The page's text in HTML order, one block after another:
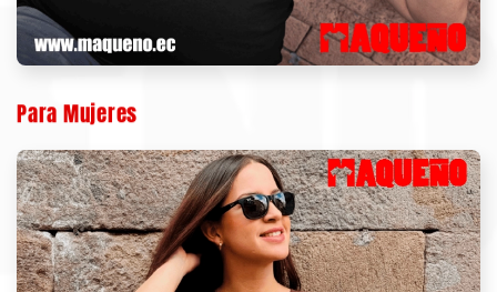
Para Mujeres